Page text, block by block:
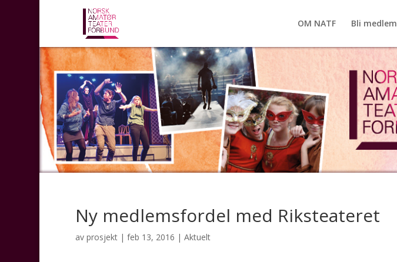
OM NATF Bli medlem
Ny medlemsfordel med Riksteateret
av prosjekt| feb 13, 2016 | Aktuelt